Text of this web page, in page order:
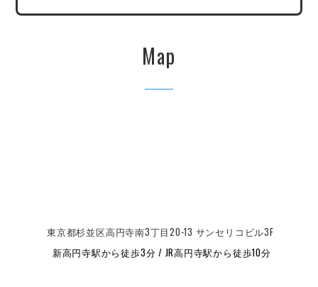
Map
東京都杉並区高円寺南3丁目20-13 サンセリコビル3F
新高円寺駅から徒歩3分 / JR高円寺駅から徒歩10分